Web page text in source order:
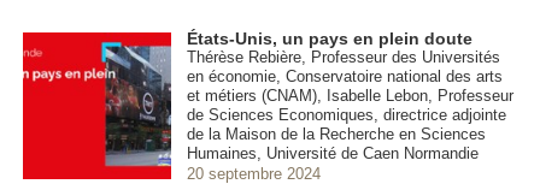
États-Unis, un pays en plein doute
Thérèse Rebière, Professeur des Universités
en économie, Conservatoire national des arts
et métiers (CNAM), Isabelle Lebon, Professeur
de Sciences Economiques, directrice adjointe
de la Maison de la Recherche en Sciences
Humaines, Université de Caen Normandie
20 septembre 2024